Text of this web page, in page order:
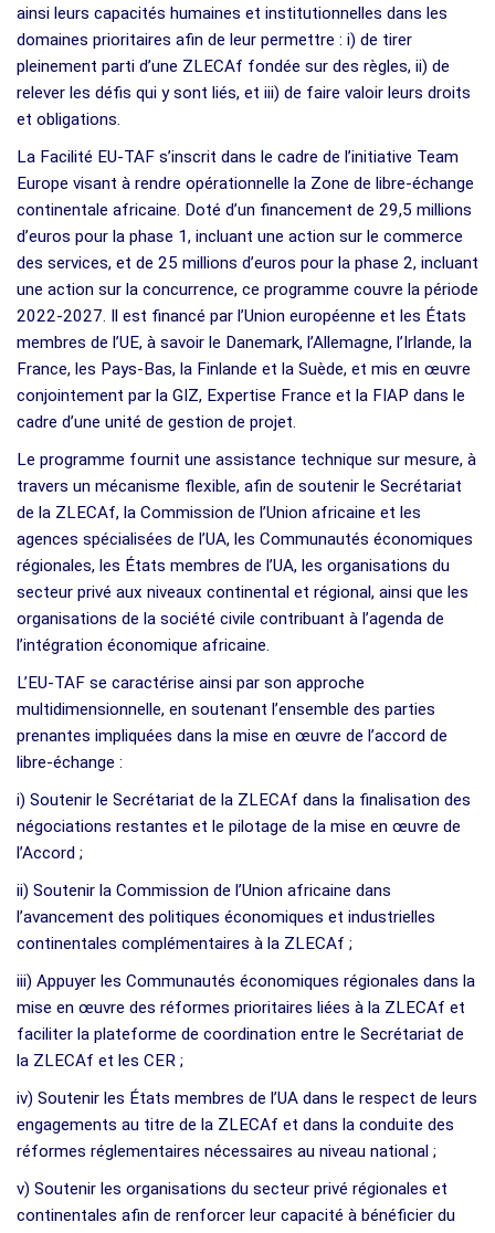
ainsi leurs capacités humaines et institutionnelles dans les
domaines prioritaires afin de leur permettre : i) de tirer
pleinement parti d’une ZLECAf fondée sur des règles, ii) de
relever les défis qui y sont liés, et iii) de faire valoir leurs droits
et obligations.
La Facilité EU-TAF s’inscrit dans le cadre de l’initiative Team
Europe visant à rendre opérationnelle la Zone de libre-échange
continentale africaine. Doté d’un financement de 29,5 millions
d’euros pour la phase 1, incluant une action sur le commerce
des services, et de 25 millions d’euros pour la phase 2, incluant
une action sur la concurrence, ce programme couvre la période
2022-2027. Il est financé par l’Union européenne et les États
membres de l’UE, à savoir le Danemark, l’Allemagne, l’Irlande, la
France, les Pays-Bas, la Finlande et la Suède, et mis en œuvre
conjointement par la GIZ, Expertise France et la FIAP dans le
cadre d’une unité de gestion de projet.
Le programme fournit une assistance technique sur mesure, à
travers un mécanisme flexible, afin de soutenir le Secrétariat
de la ZLECAf, la Commission de l’Union africaine et les
agences spécialisées de l’UA, les Communautés économiques
régionales, les États membres de l’UA, les organisations du
secteur privé aux niveaux continental et régional, ainsi que les
organisations de la société civile contribuant à l’agenda de
l’intégration économique africaine.
L’EU-TAF se caractérise ainsi par son approche
multidimensionnelle, en soutenant l’ensemble des parties
prenantes impliquées dans la mise en œuvre de l’accord de
libre-échange :
i) Soutenir le Secrétariat de la ZLECAf dans la finalisation des
négociations restantes et le pilotage de la mise en œuvre de
l’Accord ;
ii) Soutenir la Commission de l’Union africaine dans
l’avancement des politiques économiques et industrielles
continentales complémentaires à la ZLECAf ;
iii) Appuyer les Communautés économiques régionales dans la
mise en œuvre des réformes prioritaires liées à la ZLECAf et
faciliter la plateforme de coordination entre le Secrétariat de
la ZLECAf et les CER ;
iv) Soutenir les États membres de l’UA dans le respect de leurs
engagements au titre de la ZLECAf et dans la conduite des
réformes réglementaires nécessaires au niveau national ;
v) Soutenir les organisations du secteur privé régionales et
continentales afin de renforcer leur capacité à bénéficier du